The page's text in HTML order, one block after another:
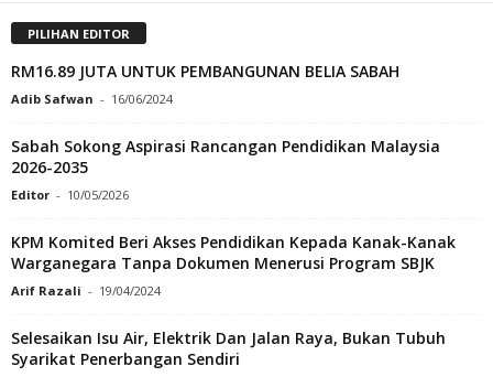
PILIHAN EDITOR
RM16.89 JUTA UNTUK PEMBANGUNAN BELIA SABAH
Adib Safwan - 16/06/2024
Sabah Sokong Aspirasi Rancangan Pendidikan Malaysia
2026-2035
Editor - 10/05/2026
KPM Komited Beri Akses Pendidikan Kepada Kanak-Kanak
Warganegara Tanpa Dokumen Menerusi Program SBJK
Arif Razali - 19/04/2024
Selesaikan Isu Air, Elektrik Dan Jalan Raya, Bukan Tubuh
Syarikat Penerbangan Sendiri